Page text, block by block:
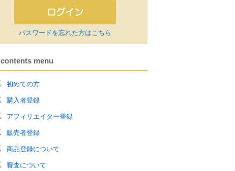
パスワードを忘れた方はこちら
contents menu
初めての方
購入者登録
アフィリエイター登録
販売者登録
商品登録について
審査について